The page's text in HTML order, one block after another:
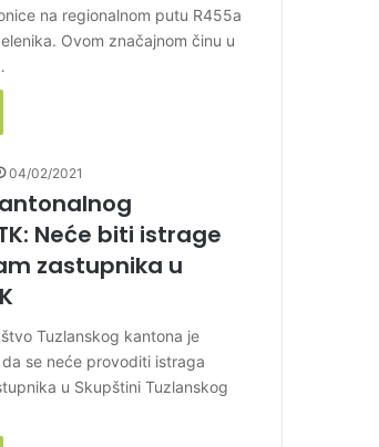
na regionalnom putu R455a
Ovom značajnom činu u
04/02/2021
Neće biti istrage
zastupnika u
Tuzlanskog kantona je
se neće provoditi istraga
u Skupštini Tuzlanskog